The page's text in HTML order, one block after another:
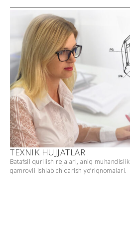
TEXNIK HUJJATLAR
Batafsil qurilish rejalari, aniq
qamrovli ishlab chiqarish yo’riqnomalari.